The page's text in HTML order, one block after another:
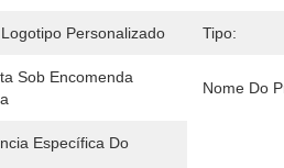
Personalizado Tipo:
Sob Encomenda
Nome Do
Específica Do